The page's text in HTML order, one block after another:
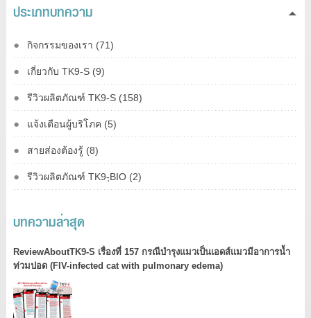
ประเภทบทความ
กิจกรรมของเรา (71)
เกี่ยวกับ TK9-S (9)
รีวิวผลิตภัณฑ์ TK9-S (158)
แจ้งเตือนผู้บริโภค (5)
สายส่องต้องรู้ (8)
รีวิวผลิตภัณฑ์ TK9-ฺBIO (2)
บทความล่าสุด
ReviewAboutTK9-S เรื่องที่ 157 กรณีบำรุงแมวเป็นเอดส์แมวมีอาการน้ำ
ท่วมปอด (FIV-infected cat with pulmonary edema)